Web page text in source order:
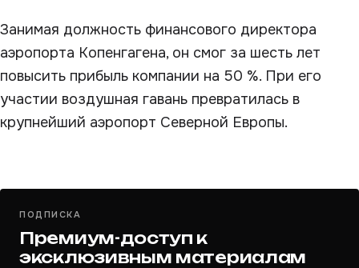
Занимая должность финансового директора
аэропорта Копенгагена, он смог за шесть лет
повысить прибыль компании на 50 %. При его
участии воздушная гавань превратилась в
крупнейший аэропорт Северной Европы.
ПОДПИСКА
Премиум-доступ к
эксклюзивным материалам